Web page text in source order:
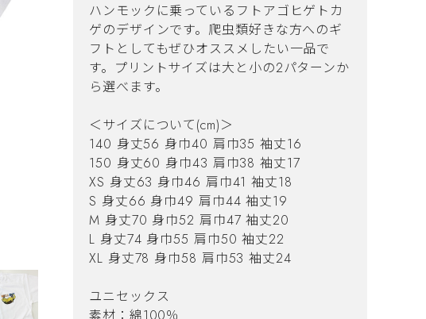
ハンモックに乗っているフトアゴヒゲトカ
ゲのデザインです。爬虫類好きな方へのギ
フトとしてもぜひオススメしたい一品で
す。プリントサイズは大と小の2パターンか
ら選べます。
＜サイズについて(cm)＞
140 身丈56 身巾40 肩巾35 袖丈16
150 身丈60 身巾43 肩巾38 袖丈17
XS 身丈63 身巾46 肩巾41 袖丈18
S 身丈66 身巾49 肩巾44 袖丈19
M 身丈70 身巾52 肩巾47 袖丈20
L 身丈74 身巾55 肩巾50 袖丈22
XL 身丈78 身巾58 肩巾53 袖丈24
ユニセックス